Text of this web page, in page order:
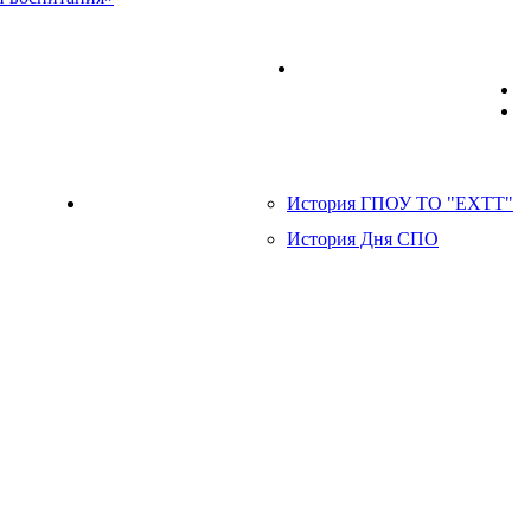
детей ГПОУ ТО «ЕХТТ»
Мобильный технопарк
История ГПОУ ТО "ЕХТТ"
История Дня СПО